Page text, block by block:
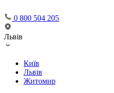
0 800 504 205
Львів
Київ
Львів
Житомир